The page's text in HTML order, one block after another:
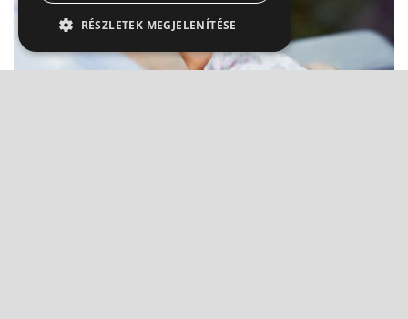
RÉSZLETEK MEGJELENÍTÉSE